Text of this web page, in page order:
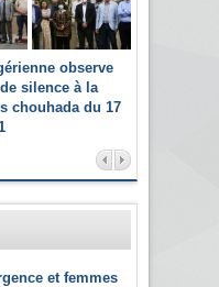
observe
silence à la
chouhada du 17
et femmes